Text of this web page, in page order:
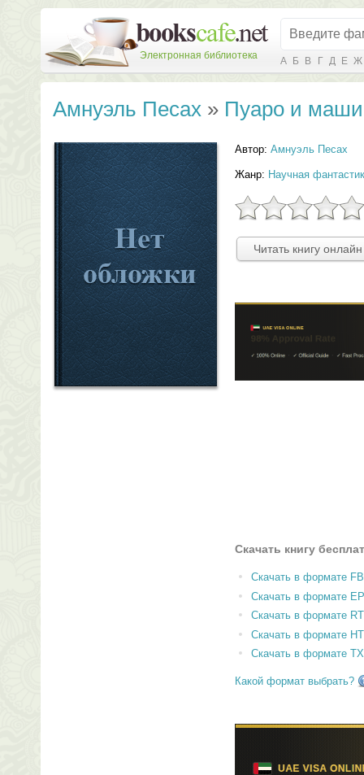
Электронная библиотека А Б В Г Д Е Ж
Амнуэль Песах » Пуаро и
Автор: Амнуэль Песах
Жанр: Научная
Читать книгу
Скачать книгу
Скачать в формате
Скачать в формате
Скачать в формате
Скачать в формате
Скачать в формате
Какой формат выбрать?